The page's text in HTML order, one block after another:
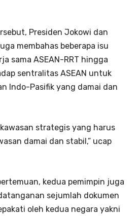
Presiden Jokowi dan
membahas beberapa isu
sama ASEAN-RRT hingga
sentralitas ASEAN untuk
Indo-Pasifik yang damai dan
strategis yang harus
damai dan stabil,” ucap
kedua pemimpin juga
sejumlah dokumen
oleh kedua negara yakni